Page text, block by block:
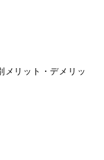
メリット・デメリッ